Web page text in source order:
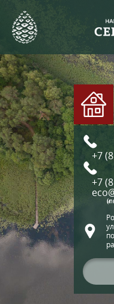
+7
+7
(по